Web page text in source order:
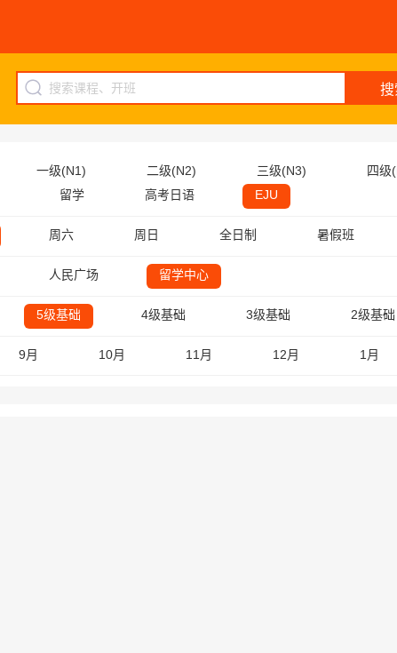
搜
一级(N1) 二级(N2) 三级(N3) 四级
留学 高考日语 EJU
周六 周日 全日制 暑假班
人民广场 留学中心
5级基础 4级基础 3级基础 2级基础
9月 10月 11月 12月 1月